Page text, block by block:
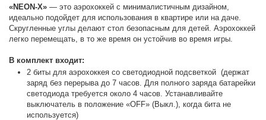
«NEON-X» — это аэрохоккей с минималистичным дизайном,
идеально подойдет для использования в квартире или на даче.
Скругленные углы делают стол безопасным для детей. Аэрохоккей
легко перемещать, в то же время он устойчив во время игры.
В комплект входит:
2 биты для аэрохоккея со светодиодной подсветкой (держат
заряд без перерыва до 7 часов. Для полного заряда батарейки
светодиода требуется около 4 часов. Устанавливайте
выключатель в положение «OFF» (Выкл.), когда бита не
используется)